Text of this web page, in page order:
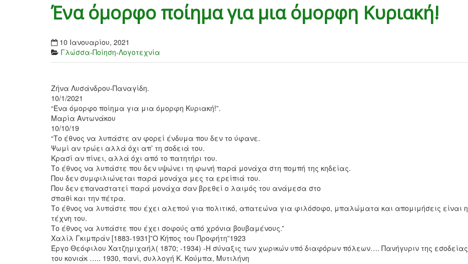
Ένα όμορφο ποίημα για μια όμορφη Κυριακή!
10 Ιανουαρίου, 2021
Γλώσσα-Ποίηση-Λογοτεχνία
Ζήνα Λυσάνδρου-Παναγίδη.
10/1/2021
“Ένα όμορφο ποίημα για μια όμορφη Κυριακή!”.
Μαρία Αντωνάκου
10/10/19
“Το έθνος να λυπάστε αν φορεί ένδυμα που δεν το ύφανε.
Ψωμί αν τρώει αλλά όχι απ’ τη σοδειά του.
Κρασί αν πίνει, αλλά όχι από το πατητήρι του.
Το έθνος να λυπάστε που δεν υψώνει τη φωνή παρά μονάχα στη πομπή της κηδείας.
Που δεν συμφιλιώνεται παρά μονάχα μες τα ερείπιά του.
Που δεν επαναστατεί παρά μονάχα σαν βρεθεί ο λαιμός του ανάμεσα στο
σπαθί και την πέτρα.
Το έθνος να λυπάστε που έχει αλεπού για πολιτικό, απατεώνα για φιλόσοφο, μπαλώματα και απομιμήσεις είναι η
τέχνη του.
Το έθνος να λυπάστε που έχει σοφούς από χρόνια βουβαμένους.”
Χαλίλ Γκιμπράν [1883-1931]”Ο Κήπος του Προφήτη”1923
Έργο Θεόφιλου Χατζημιχαήλ( 1870; -1934) -Η σύναξις των χωρικών υπό διαφόρων πόλεων…. Πανήγυριν της εσοδείας
του κονιάκ ….. 1930, πανί, συλλογή Κ. Κούμπα, Μυτιλήνη